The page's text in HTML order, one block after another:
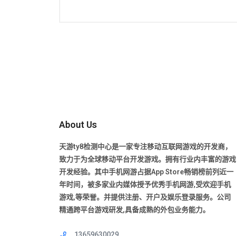
About Us
天游ty8检测中心是一家专注移动互联网游戏的开发商，
致力于为全球移动平台开发游戏。拥有行业内丰富的游戏
开发经验。其中手机网游占据App Store畅销榜前列近一
年时间，被多家业内媒体授予优秀手机网游,受欢迎手机
游戏,等荣誉。并提供注册、开户及娱乐登录服务。公司
精通跨平台游戏研发,具备成熟的外包业务能力。